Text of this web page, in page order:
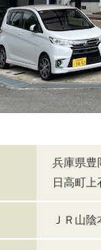
兵庫県豊
日高町上
ＪＲ山